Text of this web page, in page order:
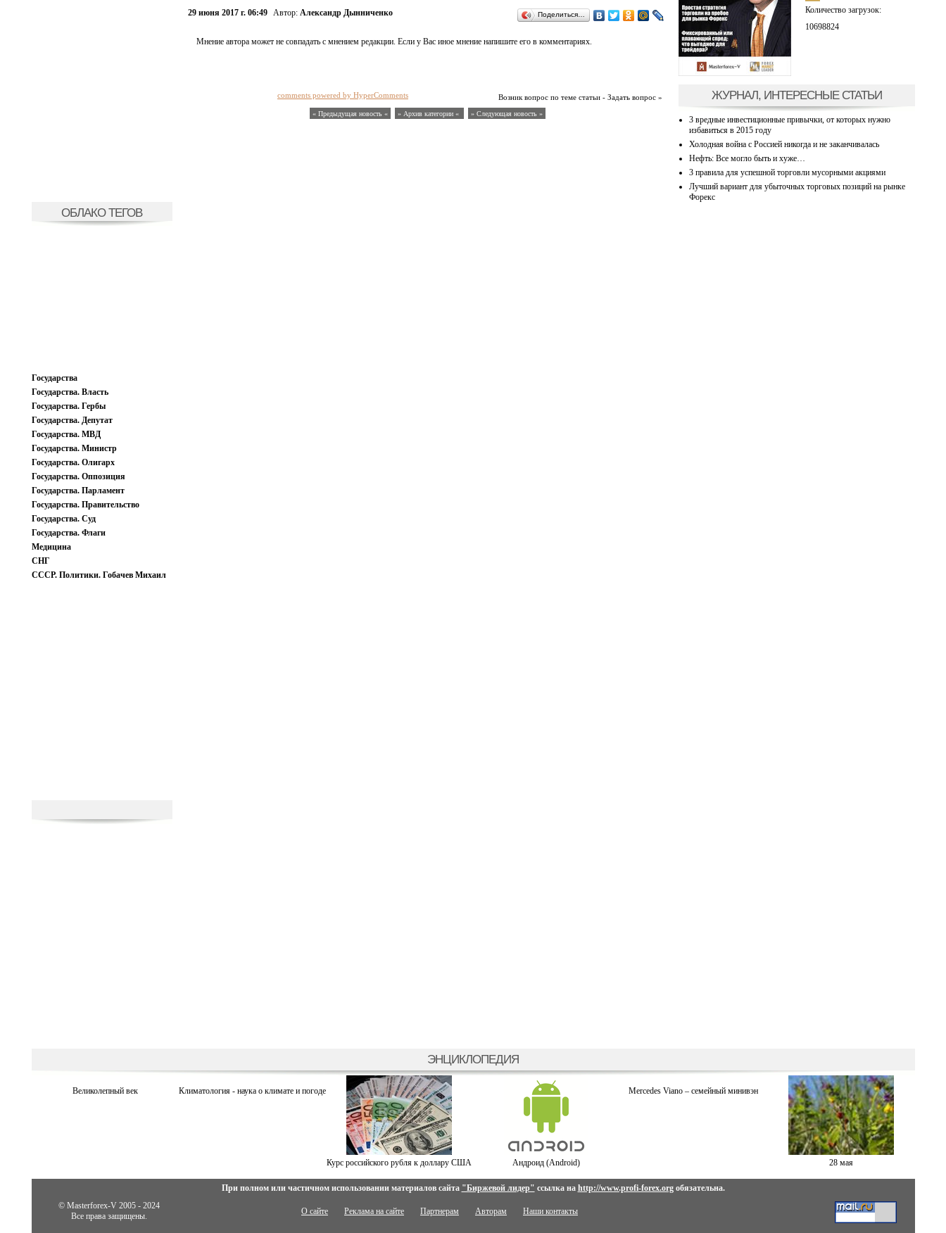
ОБЛАКО ТЕГОВ
Государства
Государства. Власть
Государства. Гербы
Государства. Депутат
Государства. МВД
Государства. Министр
Государства. Олигарх
Государства. Оппозиция
Государства. Парламент
Государства. Правительство
Государства. Суд
Государства. Флаги
Медицина
СНГ
СССР. Политики. Гобачев Михаил
29 июня 2017 г. 06:49 Автор: Александр Дынниченко Поделиться…
Мнение автора может не совпадать с мнением редакции. Если у Вас иное мнение напишите его в комментариях.
Возник вопрос по теме статьи - Задать вопрос »
comments powered by HyperComments
« Предыдущая новость « » Архив категории « » Следующая новость »
Количество загрузок:
10698824
ЖУРНАЛ, ИНТЕРЕСНЫЕ СТАТЬИ
3 вредные инвестиционные привычки, от которых нужно
избавиться в 2015 году
Холодная война с Россией никогда и не заканчивалась
Нефть: Все могло быть и хуже…
3 правила для успешной торговли мусорными акциями
Лучший вариант для убыточных торговых позиций на рынке
Форекс
ЭНЦИКЛОПЕДИЯ
Великолепный век Климатология - наука о климате и погоде
Курс российского рубля к доллару США Андроид (Android)
Mercedes Viano – семейный минивэн
28 мая
При полном или частичном использовании материалов сайта "Биржевой лидер" ссылка на http://www.profi-forex.orgобязательна.
© Masterforex-V 2005 - 2024
Все права защищены.
О сайте Реклама на сайте Партнерам Авторам Наши контакты